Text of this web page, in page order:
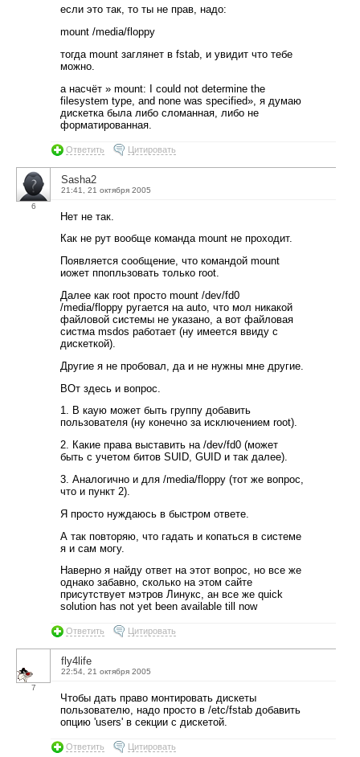
если это так, то ты не прав, надо:
mount /media/floppy
тогда mount заглянет в fstab, и увидит что тебе
можно.
а насчёт » mount: I could not determine the
filesystem type, and none was specified», я думаю
дискетка была либо сломанная, либо не
форматированная.
Ответить Цитировать
6
Sasha2
21:41, 21 октября 2005
Нет не так.
Как не рут вообще команда mount не проходит.
Появляется сообщение, что командой mount
иожет ппопльзовать только root.
Далее как root просто mount /dev/fd0
/media/floppy ругается на auto, что мол никакой
файловой системы не указано, а вот файловая
систма msdos работает (ну имеется ввиду с
дискеткой).
Другие я не пробовал, да и не нужны мне другие.
ВОт здесь и вопрос.
1. В каую может быть группу добавить
пользователя (ну конечно за исключением root).
2. Какие права выставить на /dev/fd0 (может
быть с учетом битов SUID, GUID и так далее).
3. Аналогично и для /media/floppy (тот же вопрос,
что и пункт 2).
Я просто нуждаюсь в быстром ответе.
А так повторяю, что гадать и копаться в системе
я и сам могу.
Наверно я найду ответ на этот вопрос, но все же
однако забавно, сколько на этом сайте
присутствует мэтров Линукс, ан все же quick
solution has not yet been available till now
Ответить Цитировать
7
fly4life
22:54, 21 октября 2005
Чтобы дать право монтировать дискеты
пользователю, надо просто в /etc/fstab добавить
опцию 'users' в секции с дискетой.
Ответить Цитировать